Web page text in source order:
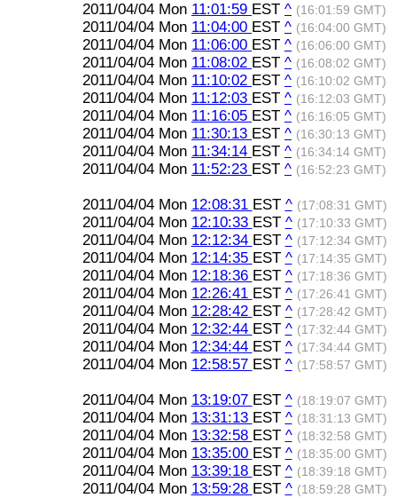
2011/04/04 Mon 11:01:59 EST ^ (16:01:59 GMT)
2011/04/04 Mon 11:04:00 EST ^ (16:04:00 GMT)
2011/04/04 Mon 11:06:00 EST ^ (16:06:00 GMT)
2011/04/04 Mon 11:08:02 EST ^ (16:08:02 GMT)
2011/04/04 Mon 11:10:02 EST ^ (16:10:02 GMT)
2011/04/04 Mon 11:12:03 EST ^ (16:12:03 GMT)
2011/04/04 Mon 11:16:05 EST ^ (16:16:05 GMT)
2011/04/04 Mon 11:30:13 EST ^ (16:30:13 GMT)
2011/04/04 Mon 11:34:14 EST ^ (16:34:14 GMT)
2011/04/04 Mon 11:52:23 EST ^ (16:52:23 GMT)
2011/04/04 Mon 12:08:31 EST ^ (17:08:31 GMT)
2011/04/04 Mon 12:10:33 EST ^ (17:10:33 GMT)
2011/04/04 Mon 12:12:34 EST ^ (17:12:34 GMT)
2011/04/04 Mon 12:14:35 EST ^ (17:14:35 GMT)
2011/04/04 Mon 12:18:36 EST ^ (17:18:36 GMT)
2011/04/04 Mon 12:26:41 EST ^ (17:26:41 GMT)
2011/04/04 Mon 12:28:42 EST ^ (17:28:42 GMT)
2011/04/04 Mon 12:32:44 EST ^ (17:32:44 GMT)
2011/04/04 Mon 12:34:44 EST ^ (17:34:44 GMT)
2011/04/04 Mon 12:58:57 EST ^ (17:58:57 GMT)
2011/04/04 Mon 13:19:07 EST ^ (18:19:07 GMT)
2011/04/04 Mon 13:31:13 EST ^ (18:31:13 GMT)
2011/04/04 Mon 13:32:58 EST ^ (18:32:58 GMT)
2011/04/04 Mon 13:35:00 EST ^ (18:35:00 GMT)
2011/04/04 Mon 13:39:18 EST ^ (18:39:18 GMT)
2011/04/04 Mon 13:59:28 EST ^ (18:59:28 GMT)